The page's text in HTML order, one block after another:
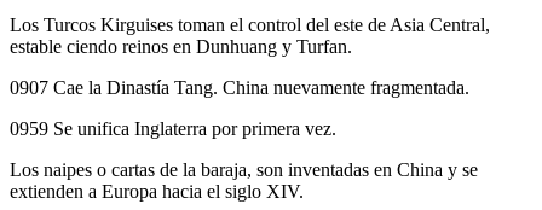
Los Turcos Kirguises toman el control del este de Asia Central,
estable ciendo reinos en Dunhuang y Turfan.
0907 Cae la Dinastía Tang. China nuevamente fragmentada.
0959 Se unifica Inglaterra por primera vez.
Los naipes o cartas de la baraja, son inventadas en China y se
extienden a Europa hacia el siglo XIV.